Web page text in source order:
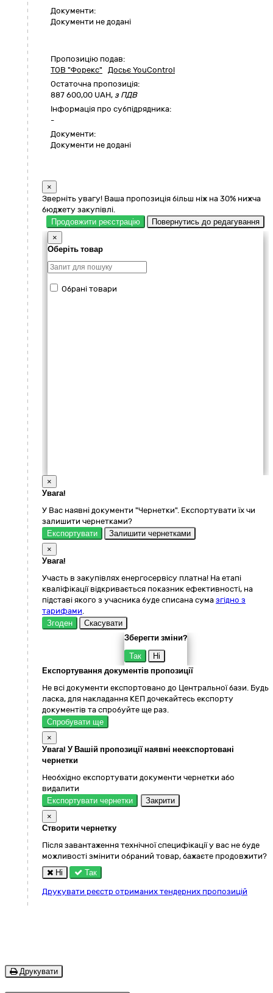
Документи:
Документи не додані
Пропозицію подав:
ТОВ "Форекс" Досьє YouControl
Остаточна пропозиція:
887 600,00 UAH, з ПДВ
Інформація про субпідрядника:
-
Документи:
Документи не додані
×
Зверніть увагу! Ваша пропозиція більш ніж на 30% нижча
бюджету закупівлі.
Продовжити реєстрацію
Повернутись до редагування
×
Оберіть товар
Обрані товари
×
Увага!
У Вас наявні документи "Чернетки". Експортувати їх чи
залишити чернетками?
Експортувати
Залишити чернетками
×
Увага!
Участь в закупівлях енергосервісу платна! На етапі
кваліфікації відкривається показник ефективності, на
підставі якого з учасника буде списана сума згідно з
тарифами.
Згоден
Скасувати
Зберегти зміни?
Так
Ні
Експортування документів пропозиції
Не всі документи експортовано до Центральної бази. Будь
ласка, для накладання КЕП дочекайтесь експорту
документів та спробуйте ще раз.
Спробувати ще
×
Увага! У Вашій пропозиції наявні неекспортовані
чернетки
Необхідно експортувати документи чернетки або
видалити
Експортувати чернетки
Закрити
×
Створити чернетку
Після завантаження технічної специфікації у вас не буде
можливості змінити обраний товар, бажаєте продовжити?
Ні
Так
Друкувати реєстр отриманих тендерних пропозицій
Друкувати